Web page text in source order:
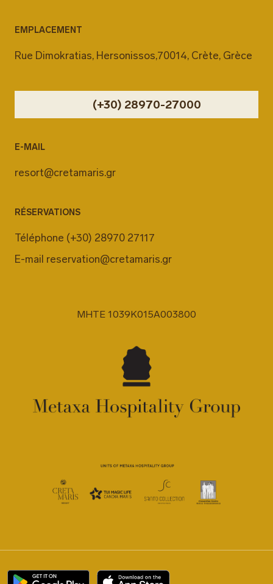
EMPLACEMENT
Rue Dimokratias, Hersonissos,70014, Crète, Grèce
(+30) 28970-27000
E-MAIL
resort@cretamaris.gr
RÉSERVATIONS
Téléphone (+30) 28970 27117
E-mail reservation@cretamaris.gr
MHTE 1039K015A003800